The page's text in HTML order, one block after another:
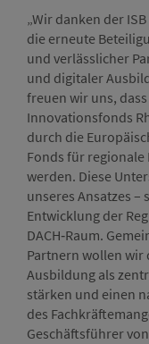
„Wir danken der
die erneute
und verlässlicher
und digitaler
freuen wir uns,
Innovationsfonds
durch die
Fonds für regionale
werden. Diese
unseres Ansatzes
Entwicklung der
DACH‑Raum.
Partnern wollen wir
Ausbildung als
stärken und einen
des
Geschäftsführer